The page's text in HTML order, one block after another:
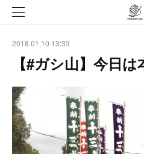
2018.01.10 13:33
【#ガシ山】今日